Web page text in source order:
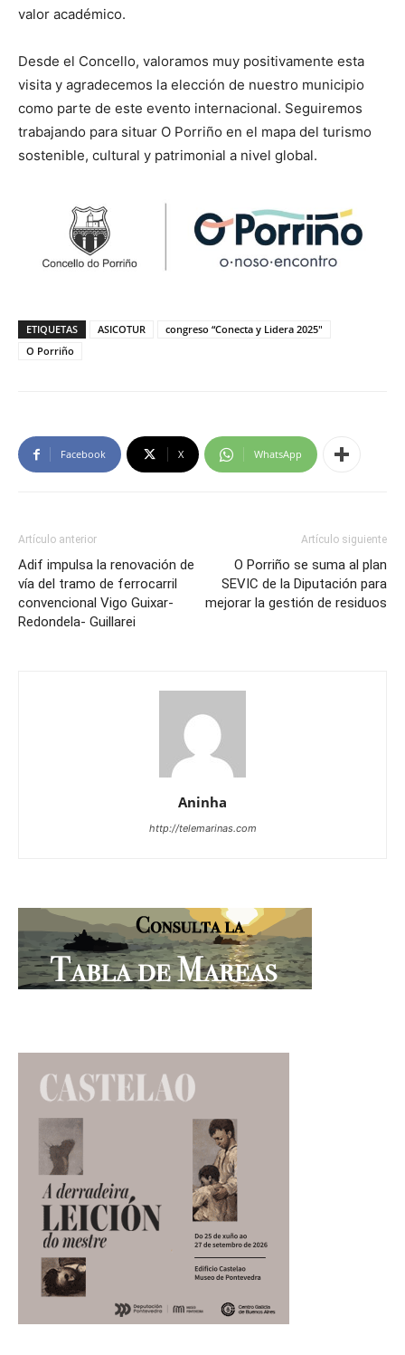
valor académico.
Desde el Concello, valoramos muy positivamente esta
visita y agradecemos la elección de nuestro municipio
como parte de este evento internacional. Seguiremos
trabajando para situar O Porriño en el mapa del turismo
sostenible, cultural y patrimonial a nivel global.
ETIQUETAS ASICOTUR
congreso “Conecta y Lidera 2025"
O Porriño
Facebook X WhatsApp
Artículo anterior
Adif impulsa la renovación de
vía del tramo de ferrocarril
convencional Vigo Guixar-
Redondela- Guillarei
Artículo siguiente
O Porriño se suma al plan
SEVIC de la Diputación para
mejorar la gestión de residuos
Aninha
http://telemarinas.com